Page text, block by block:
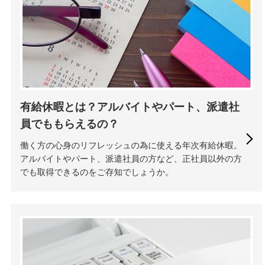
有給休暇とは？アルバイトやパート、派遣社
員でももらえるの？
働く方の心身のリフレッシュの為に使える年次有給休暇。
アルバイトやパート、派遣社員の方など、正社員以外の方
でも取得できるのをご存知でしょうか。